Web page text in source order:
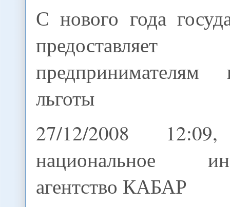
С нового года
предоставляет
предпринимателям
льготы
27/12/2008
национальное
агентство КАБАР